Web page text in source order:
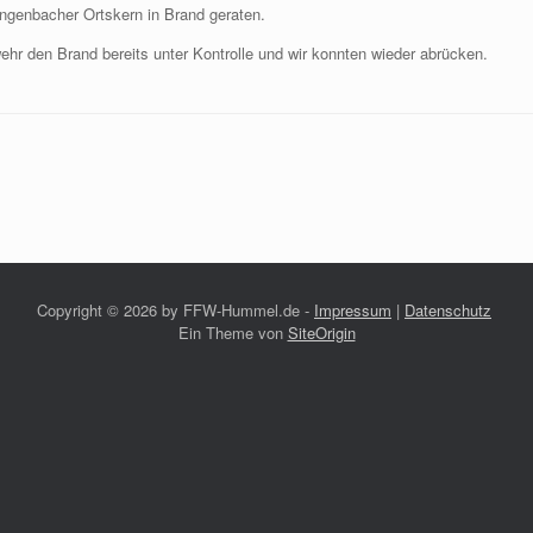
Ortskern in Brand geraten.
den Brand bereits unter Kontrolle und wir konnten wieder abrücken.
Copyright © 2026 by FFW-Hummel.de - Impressum | Datenschutz
Ein Theme von SiteOrigin